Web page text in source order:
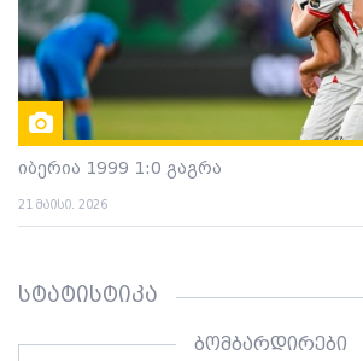
იბერია 1999 1:0 გაგრა
21 მაისი. 2026
სტატისტიკა
ბომბარდირები